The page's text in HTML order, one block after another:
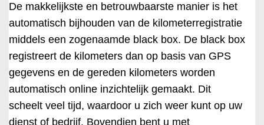
De makkelijkste en betrouwbaarste manier is het
automatisch bijhouden van de kilometerregistratie
middels een zogenaamde black box. De black box
registreert de kilometers dan op basis van GPS
gegevens en de gereden kilometers worden
automatisch online inzichtelijk gemaakt. Dit
scheelt veel tijd, waardoor u zich weer kunt op uw
dienst of bedrijf. Bovendien bent u met